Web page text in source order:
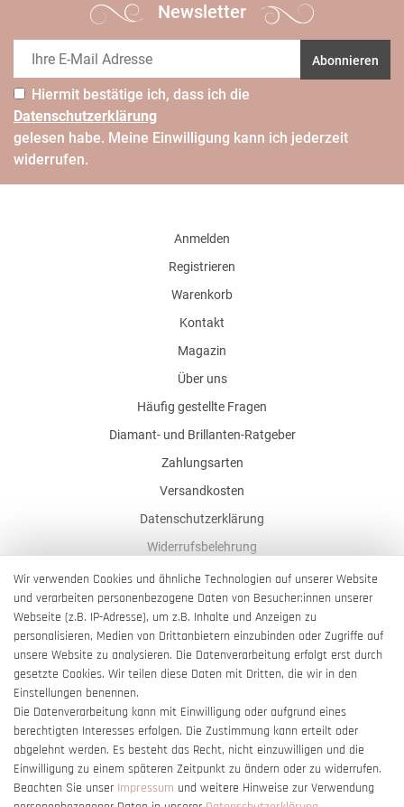
Newsletter
Abonnieren
Hiermit bestätige ich, dass ich die
Daten­schutz­erklärung
gelesen habe. Meine Einwilligung kann ich jederzeit
widerrufen.
Anmelden
Registrieren
Warenkorb
Kontakt
Magazin
Über uns
Häufig gestellte Fragen
Diamant- und Brillanten-Ratgeber
Zahlungsarten
Versandkosten
Datenschutzerklärung
Widerrufsbelehrung
AGB
Impressum
Barrierefreiheitserklärung
Vertrag widerrufen
Wir verwenden Cookies und ähnliche Technologien auf unserer Website
und verarbeiten personenbezogene Daten von Besucher:innen unserer
Webseite (z.B. IP-Adresse), um z.B. Inhalte und Anzeigen zu
personalisieren, Medien von Drittanbietern einzubinden oder Zugriffe auf
unsere Website zu analysieren. Die Datenverarbeitung erfolgt erst durch
gesetzte Cookies. Wir teilen diese Daten mit Dritten, die wir in den
Einstellungen benennen.
Die Datenverarbeitung kann mit Einwilligung oder aufgrund eines
berechtigten Interesses erfolgen. Die Zustimmung kann erteilt oder
abgelehnt werden. Es besteht das Recht, nicht einzuwilligen und die
Einwilligung zu einem späteren Zeitpunkt zu ändern oder zu widerrufen.
Beachten Sie unser Impressum und weitere Hinweise zur Verwendung